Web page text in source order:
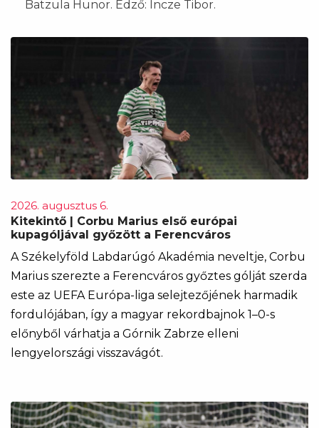
Batzula Hunor. Edző: Incze Tibor.
2026. augusztus 6.
Kitekintő | Corbu Marius első európai
kupagóljával győzött a Ferencváros
A Székelyföld Labdarúgó Akadémia neveltje, Corbu
Marius szerezte a Ferencváros győztes gólját szerda
este az UEFA Európa-liga selejtezőjének harmadik
fordulójában, így a magyar rekordbajnok 1–0-s
előnyből várhatja a Górnik Zabrze elleni
lengyelországi visszavágót.